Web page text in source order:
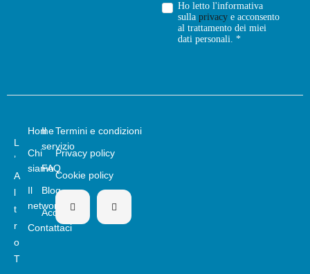
Ho letto l'informativa
sulla privacye acconsento
al trattamento dei miei
dati personali. *
L
’
A
l
t
r
o
T
Home
Chi
siamo
Il
network
Contattaci
Il
servizio
FAQ
Blog
Acquista
Termini e condizioni
Privacy policy
Cookie policy